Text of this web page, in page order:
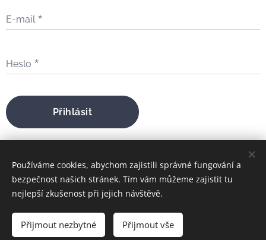
E-mail
Heslo
Přihlásit
bratrfilip@gmail.com
FILIP MARIA ŠTOJDL
Používáme cookies, abychom zajistili správné fungování a
bezpečnost našich stránek. Tím vám můžeme zajistit tu
nejlepší zkušenost při jejich návštěvě.
Přijmout nezbytné Přijmout vše